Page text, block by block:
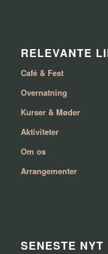
RELEVANTE
Café & Fest
Overnatning
Kurser & Møder
Aktiviteter
Om os
Arrangementer
SENESTE NYT